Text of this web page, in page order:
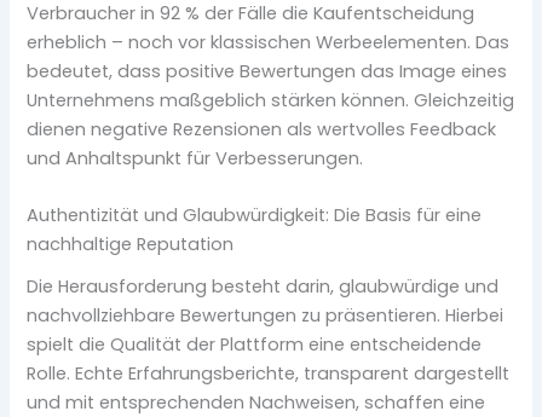
Verbraucher in 92 % der Fälle die Kaufentscheidung
erheblich – noch vor klassischen Werbeelementen. Das
bedeutet, dass positive Bewertungen das Image eines
Unternehmens maßgeblich stärken können. Gleichzeitig
dienen negative Rezensionen als wertvolles Feedback
und Anhaltspunkt für Verbesserungen.
Authentizität und Glaubwürdigkeit: Die Basis für eine
nachhaltige Reputation
Die Herausforderung besteht darin, glaubwürdige und
nachvollziehbare Bewertungen zu präsentieren. Hierbei
spielt die Qualität der Plattform eine entscheidende
Rolle. Echte Erfahrungsberichte, transparent dargestellt
und mit entsprechenden Nachweisen, schaffen eine